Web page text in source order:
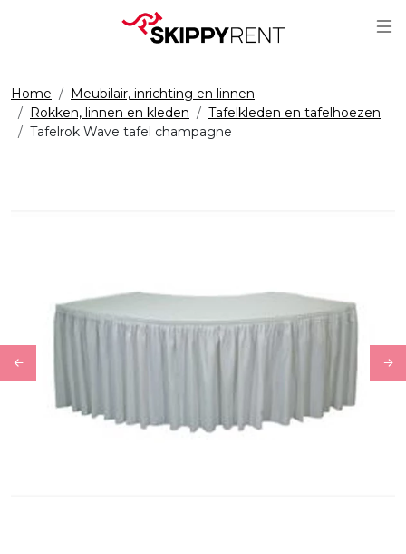
Home
Meubilair, inrichting en linnen
Rokken, linnen en kleden
Tafelkleden en tafelhoezen
Tafelrok Wave tafel champagne
Previous